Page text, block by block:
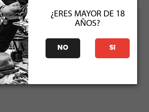
¿ERES MAYOR DE 18
AÑOS?
NO SI